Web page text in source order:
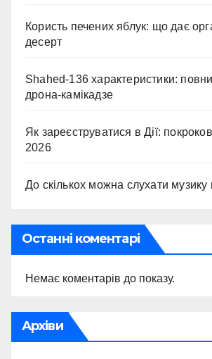
Користь печених яблук: що дає
десерт
Shahed-136 характеристики:
дрона-камікадзе
Як зареєструватися в Дії:
2026
До скількох можна слухати музику
Останні коментарі
Немає коментарів до показу.
Архіви